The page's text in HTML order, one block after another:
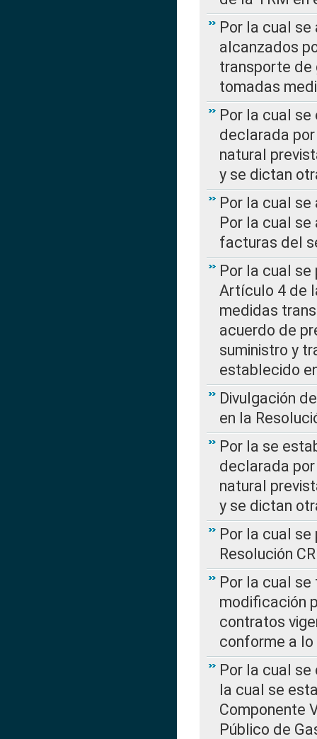
Por la cual
alcanzados
transporte de
tomadas
Por la cual
declarada
natural
y se dictan
Por la cual se
Por la cual
facturas del
Por la cual
Artículo 4 de
medidas
acuerdo de
suministro y
establecido
Divulgación
en la
Por la se
declarada
natural
y se dictan
Por la cual
Resolución
Por la cual
modificación
contratos
conforme a lo
Por la cual se
la cual se
Componente
Público de